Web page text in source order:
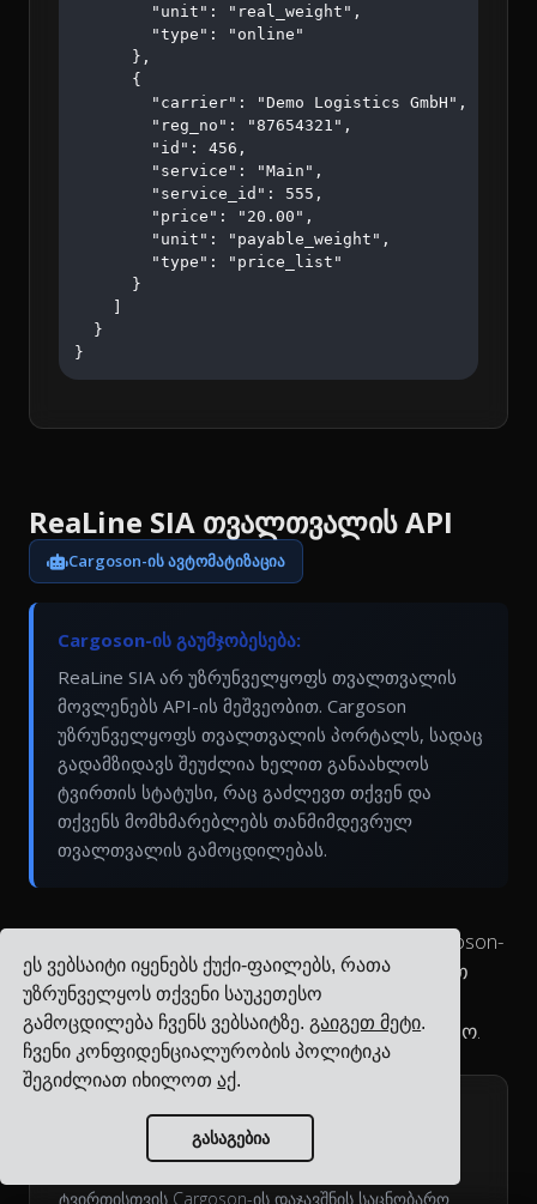
ეს ვებსაიტი იყენებს ქუქი-ფაილებს, რათა
უზრუნველყოს თქვენი საუკეთესო
გამოცდილება ჩვენს ვებსაიტზე. გაიგეთ მეტი.
ჩვენი კონფიდენციალურობის პოლიტიკა
შეგიძლიათ იხილოთაქ.
გასაგებია
        "unit": "real_weight",
        "type": "online"
      },
      {
        "carrier": "Demo Logistics GmbH",
        "reg_no": "87654321",
        "id": 456,
        "service": "Main",
        "service_id": 555,
        "price": "20.00",
        "unit": "payable_weight",
        "type": "price_list"
      }
  }
}
ReaLine SIA თვალთვალის API
Cargoson-ის ავტომატიზაცია
Cargoson-ის გაუმჯობესება:
ReaLine SIA არ უზრუნველყოფს თვალთვალის
მოვლენებს API-ის მეშვეობით. Cargoson
უზრუნველყოფს თვალთვალის პორტალს, სადაც
გადამზიდავს შეუძლია ხელით განაახლოს
ტვირთის სტატუსი, რაც გაძლევთ თქვენ და
თქვენს მომხმარებლებს თანმიმდევრულ
თვალთვალის გამოცდილებას.
თვალი ადევნეთ ReaLine SIA ტვირთებს Cargoson-
ის საცნობარო ნომრის გამოყენებით. მიიღეთ
მიმდინარე სტატუსი, ადგილმდებარეობის
განახლებები და მიწოდების სავარაუდო დრო.
/bookings/{reference}
ტვირთისთვის Cargoson-ის დაჯავშნის საცნობარო